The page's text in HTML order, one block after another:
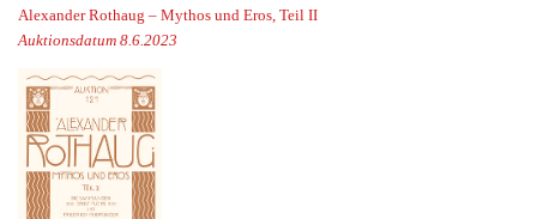
Alexander Rothaug – Mythos und Eros, Teil II
Auktionsdatum 8.6.2023